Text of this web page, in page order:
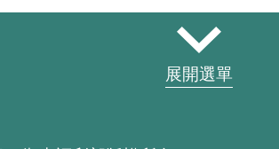
展開選單